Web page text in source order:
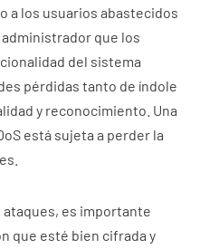
a los usuarios abastecidos
que los
del sistema
pérdidas tanto de índole
y reconocimiento. Una
está sujeta a perder la
es importante
que esté bien cifrada y